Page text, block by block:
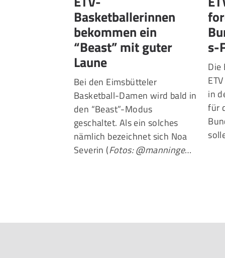
Basketballerinnen
bekommen ein
“Beast” mit guter
Laune
Bei den Eimsbütteler
Basketball-Damen wird bald in
den “Beast”-Modus
geschaltet. Als ein solches
nämlich bezeichnet sich Noa
Severin (Fotos: @manninge…
s-
Die
in
für